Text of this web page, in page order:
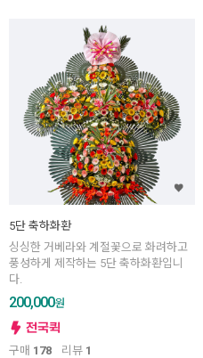
5단 축하화환
싱싱한 거베라와 계절꽃으로 화려하고
풍성하게 제작하는 5단 축하화환입니
다.
200,000원
구매 178 리뷰 1